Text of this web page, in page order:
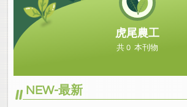
虎尾農工
共 0 本刊物
NEW-最新